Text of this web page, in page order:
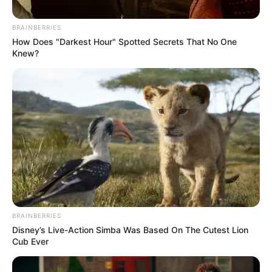
superficiales en el tórax, que requirieron atención
inmediata en el lugar.
Alcaldía de Cartagena
Lanchas navegando en Barú
Por:Danna Belén Jurado Ortega
Marzo 16, 2026
BRAINBERRIES
How Does "Darkest Hour" Spotted Secrets That No One
Knew?
BRAINBERRIES
Disney’s Live-Action Simba Was Based On The Cutest Lion
Cub Ever